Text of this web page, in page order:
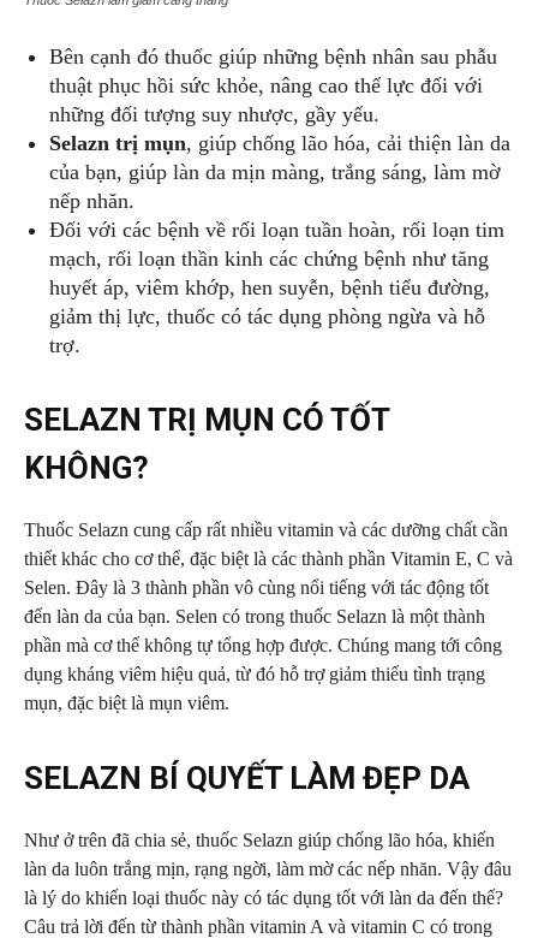
Bên cạnh đó thuốc giúp những bệnh nhân sau phẫu
thuật phục hồi sức khỏe, nâng cao thể lực đối với
những đối tượng suy nhược, gầy yếu.
Selazn trị mụn, giúp chống lão hóa, cải thiện làn da
của bạn, giúp làn da mịn màng, trắng sáng, làm mờ
nếp nhăn.
Đối với các bệnh về rối loạn tuần hoàn, rối loạn tim
mạch, rối loạn thần kinh các chứng bệnh như tăng
huyết áp, viêm khớp, hen suyễn, bệnh tiểu đường,
giảm thị lực, thuốc có tác dụng phòng ngừa và hỗ
trợ.
SELAZN TRỊ MỤN CÓ TỐT
KHÔNG?
Thuốc Selazn cung cấp rất nhiều vitamin và các dưỡng chất cần
thiết khác cho cơ thể, đặc biệt là các thành phần Vitamin E, C và
Selen. Đây là 3 thành phần vô cùng nổi tiếng với tác động tốt
đến làn da của bạn. Selen có trong thuốc Selazn là một thành
phần mà cơ thể không tự tổng hợp được. Chúng mang tới công
dụng kháng viêm hiệu quả, từ đó hỗ trợ giảm thiểu tình trạng
mụn, đặc biệt là mụn viêm.
SELAZN BÍ QUYẾT LÀM ĐẸP DA
Như ở trên đã chia sẻ, thuốc Selazn giúp chống lão hóa, khiến
làn da luôn trắng mịn, rạng ngời, làm mờ các nếp nhăn. Vậy đâu
là lý do khiến loại thuốc này có tác dụng tốt với làn da đến thế?
Câu trả lời đến từ thành phần vitamin A và vitamin C có trong